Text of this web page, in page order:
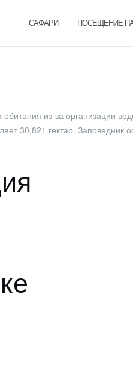
САФАРИ ПОСЕЩЕНИЕ
из-за организации
30,821 гектар. Заповедник